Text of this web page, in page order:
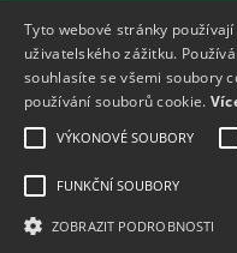
Tyto webové stránky
uživatelského zážitku.
souhlasíte se všemi soubory
používání souborů cookie.
VÝKONOVÉ SOUBORY
FUNKČNÍ SOUBORY
ZOBRAZIT PODROBNOSTI